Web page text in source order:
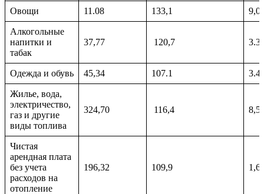
Овощи 11.08 133,1 9,0
Алкогольные
напитки и
табак
37,77 120,7 3.3
Одежда и обувь 45,34 107.1 3.4
Жилье, вода,
электричество,
газ и другие
виды топлива
324,70 116,4 8,5
Чистая
арендная плата
без учета
расходов на
отопление
196,32 109,9 1,6